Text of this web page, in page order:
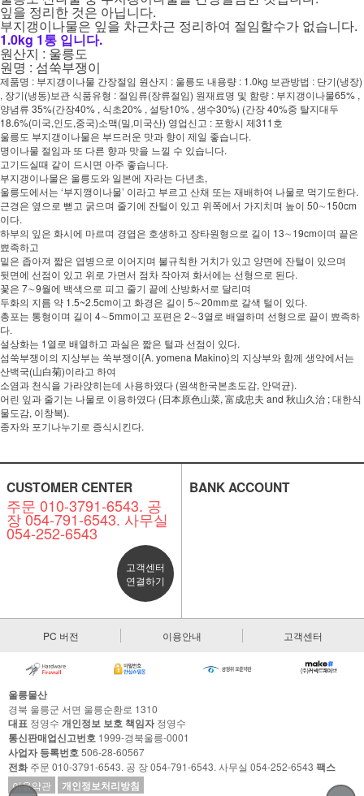
잎을 정리한 것은 아닙니다.
부지갱이나물은 잎을 차근차근 정리하여 절임할수가 없습니다.
1.0kg 1통 입니다.
원산지 : 울릉도
원명 : 섬쑥부쟁이
제품명 : 부지갱이나물 간장절임 원산지 : 울릉도 내용량 : 1.0kg 보관방법 : 단기(냉장)
, 장기(냉동)보관 식품유형 : 절임류(장류절임) 원재료명 및 함량 : 부지갱이나물65% ,
양념류 35%(간장40% , 식초20% , 설탕10% , 생수30%) (간장 40%중 탈지대두
18.6%(미국,인도,중국)소맥(밀,미국산) 영업신고 : 포항시 제311호
울릉도 부지갱이나물은 부드러운 맛과 향이 제일 좋습니다.
명이나물 절임과 또 다른 향과 맛을 느낄 수 있습니다.
고기드실때 같이 드시면 아주 좋습니다.
부지갱이나물은 울릉도와 일본에 자라는 다년초,
울릉도에서는 ‘부지깽이나물’ 이라고 부르고 산채 또는 재배하여 나물로 먹기도한다.
근경은 옆으로 뻗고 굵으며 줄기에 잔털이 있고 위쪽에서 가지치며 높이 50∼150cm
이다.
하부의 잎은 화시에 마르며 경엽은 호생하고 장타원형으로 길이 13∼19cm이며 끝은
뾰족하고
밑은 좁아져 짧은 엽병으로 이어지며 불규칙한 거치가 있고 양면에 잔털이 있으며
뒷면에 선점이 있고 위로 가면서 점차 작아져 화서에는 선형으로 된다.
꽃은 7∼9월에 백색으로 피고 줄기 끝에 산방화서로 달리며
두화의 지름 약 1.5~2.5cm이고 화경은 길이 5∼20mm로 갈색 털이 있다.
총포는 통형이며 길이 4∼5mm이고 포편은 2∼3열로 배열하며 선형으로 끝이 뾰족하
다.
설상화는 1열로 배열하고 과실은 짧은 털과 선점이 있다.
섬쑥부쟁이의 지상부는 쑥부쟁이{A. yomena Makino}의 지상부와 함께 생약에서는
산백국(山白菊)이라고 하여
소염과 천식을 가라앉히는데 사용하였다 (원색한국본초도감, 안덕균).
어린 잎과 줄기는 나물로 이용하였다 (日本原色山菜, 富成忠夫 and 秋山久治 ; 대한식
물도감, 이창복).
종자와 포기나누기로 증식시킨다.
CUSTOMER CENTER
주문 010-3791-6543. 공
장 054-791-6543. 사무실
054-252-6543
고객센터
연결하기
BANK ACCOUNT
PC 버전 이용안내 고객센터
울릉물산
경북 울릉군 서면 울릉순환로 1310
대표 정영수 개인정보 보호 책임자정영수
통신판매업신고번호 1999-경북울릉-0001
사업자 등록번호506-28-60567
전화주문 010-3791-6543. 공 장 054-791-6543. 사무실 054-252-6543 팩스
이용약관 개인정보처리방침